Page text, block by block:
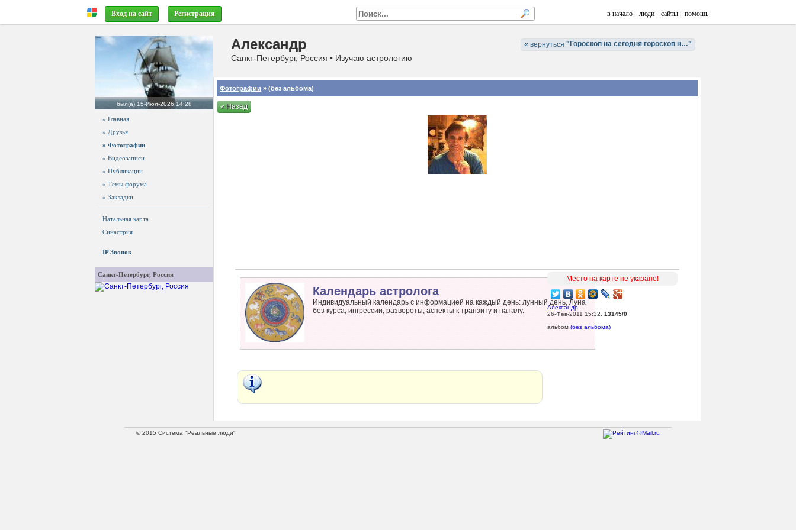
Вход на сайт Регистрация в начало люди сайты помощь
« вернуться " Гороскоп на сегодня гороскоп на завтра"
Александр
Санкт-Петербург, Россия • Изучаю астрологию
был(а) 15-Июл-2026 14:28
» Главная
» Друзья
» Фотографии
» Видеозаписи
» Публикации
» Темы форума
» Закладки
Натальная карта
Синастрия
IP Звонок
Санкт-Петербург, Россия
Фотографии » (без альбома)
« Назад
Календарь астролога
Индивидуальный календарь с информацией на каждый день: лунный день, Луна
без курса, ингрессии, развороты, аспекты к транзиту и наталу.
Место на карте не указано!
Александр
26-Фев-2011 15:32
13145/0
альбом (без альбома)
© 2015 Система "Реальные люди"